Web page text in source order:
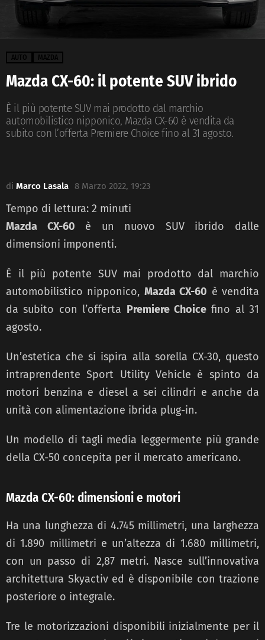
AUTO MAZDA
Mazda CX-60: il potente SUV ibrido
È il più potente SUV mai prodotto dal marchio
automobilistico nipponico, Mazda CX-60 è vendita da
subito con l’offerta Premiere Choice fino al 31 agosto.
di Marco Lasala 8 Marzo 2022, 19:23
Tempo di lettura: 2 minuti
Mazda CX-60 è un nuovo SUV ibrido dalle
dimensioni imponenti.
È il più potente SUV mai prodotto dal marchio
automobilistico nipponico, Mazda CX-60 è vendita
da subito con l’offerta Premiere Choicefino al 31
agosto.
Un’estetica che si ispira alla sorella CX-30, questo
intraprendente Sport Utility Vehicle è spinto da
motori benzina e diesel a sei cilindri e anche da
unità con alimentazione ibrida plug-in.
Un modello di tagli media leggermente più grande
della CX-50 concepita per il mercato americano.
Mazda CX-60: dimensioni e motori
Ha una lunghezza di 4.745 millimetri, una larghezza
di 1.890 millimetri e un’altezza di 1.680 millimetri,
con un passo di 2,87 metri. Nasce sull’innovativa
architettura Skyactiv ed è disponibile con trazione
posteriore o integrale.
Tre le motorizzazioni disponibili inizialmente per il